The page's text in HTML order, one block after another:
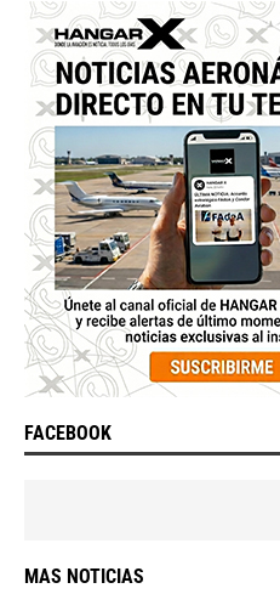
FACEBOOK
MAS NOTICIAS